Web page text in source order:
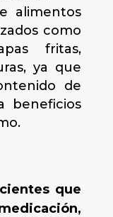
alimentos
como
fritas,
ya que
de
beneficios
que